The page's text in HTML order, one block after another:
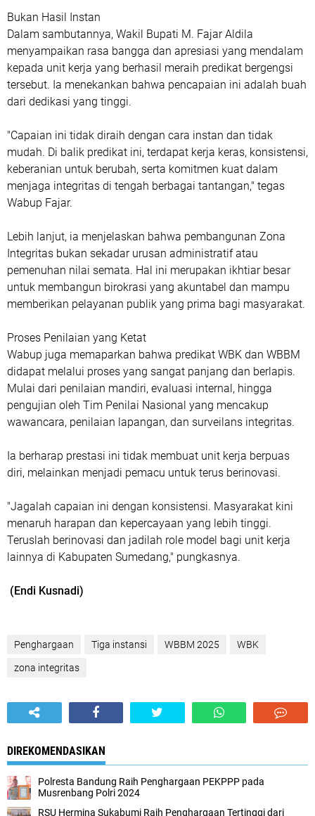
Bukan Hasil Instan
Dalam sambutannya, Wakil Bupati M. Fajar Aldila
menyampaikan rasa bangga dan apresiasi yang mendalam
kepada unit kerja yang berhasil meraih predikat bergengsi
tersebut. Ia menekankan bahwa pencapaian ini adalah buah
dari dedikasi yang tinggi.
"Capaian ini tidak diraih dengan cara instan dan tidak
mudah. Di balik predikat ini, terdapat kerja keras, konsistensi,
keberanian untuk berubah, serta komitmen kuat dalam
menjaga integritas di tengah berbagai tantangan," tegas
Wabup Fajar.
Lebih lanjut, ia menjelaskan bahwa pembangunan Zona
Integritas bukan sekadar urusan administratif atau
pemenuhan nilai semata. Hal ini merupakan ikhtiar besar
untuk membangun birokrasi yang akuntabel dan mampu
memberikan pelayanan publik yang prima bagi masyarakat.
Proses Penilaian yang Ketat
Wabup juga memaparkan bahwa predikat WBK dan WBBM
didapat melalui proses yang sangat panjang dan berlapis.
Mulai dari penilaian mandiri, evaluasi internal, hingga
pengujian oleh Tim Penilai Nasional yang mencakup
wawancara, penilaian lapangan, dan surveilans integritas.
Ia berharap prestasi ini tidak membuat unit kerja berpuas
diri, melainkan menjadi pemacu untuk terus berinovasi.
"Jagalah capaian ini dengan konsistensi. Masyarakat kini
menaruh harapan dan kepercayaan yang lebih tinggi.
Teruslah berinovasi dan jadilah role model bagi unit kerja
lainnya di Kabupaten Sumedang," pungkasnya.
(Endi Kusnadi)
Penghargaan Tiga instansi WBBM 2025 WBK
zona integritas
DIREKOMENDASIKAN
Polresta Bandung Raih Penghargaan PEKPPP pada
Musrenbang Polri 2024
RSU Hermina Sukabumi Raih Penghargaan Tertinggi dari